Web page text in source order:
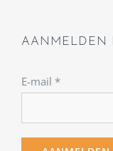
AANMELDEN
E-mail *